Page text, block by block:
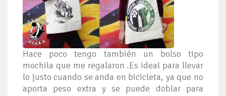
Hace poco tengo también un bolso tipo
mochila que me regalaron .Es ideal para llevar
lo justo cuando se anda en bicicleta, ya que no
aporta peso extra y se puede doblar para